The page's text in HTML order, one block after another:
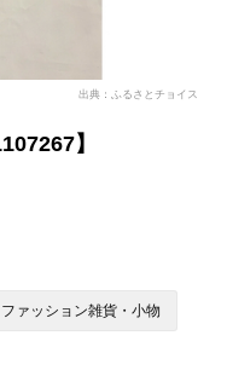
出典：ふるさとチョイス
】
ファッション雑貨・小物